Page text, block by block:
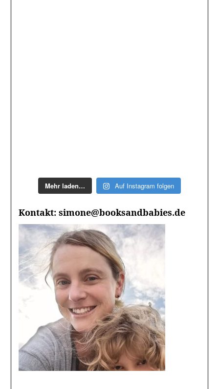
Mehr laden… Auf Instagram folgen
Kontakt: simone@booksandbabies.de